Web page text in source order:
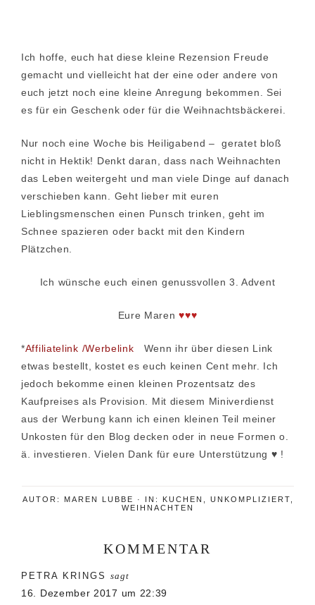
Ich hoffe, euch hat diese kleine Rezension Freude
gemacht und vielleicht hat der eine oder andere von
euch jetzt noch eine kleine Anregung bekommen. Sei
es für ein Geschenk oder für die Weihnachtsbäckerei.
Nur noch eine Woche bis Heiligabend – geratet bloß
nicht in Hektik! Denkt daran, dass nach Weihnachten
das Leben weitergeht und man viele Dinge auf danach
verschieben kann. Geht lieber mit euren
Lieblingsmenschen einen Punsch trinken, geht im
Schnee spazieren oder backt mit den Kindern
Plätzchen.
Ich wünsche euch einen genussvollen 3. Advent
Eure Maren♥♥♥
*Affiliatelink /Werbelink Wenn ihr über diesen Link
etwas bestellt, kostet es euch keinen Cent mehr. Ich
jedoch bekomme einen kleinen Prozentsatz des
Kaufpreises als Provision. Mit diesem Miniverdienst
aus der Werbung kann ich einen kleinen Teil meiner
Unkosten für den Blog decken oder in neue Formen o.
ä. investieren. Vielen Dank für eure Unterstützung ♥ !
AUTOR: MAREN LUBBE · IN: KUCHEN UNKOMPLIZIERT
WEIHNACHTEN
Interaktionen
KOMMENTAR
PETRA KRINGS sagt
16. Dezember 2017 um 22:39